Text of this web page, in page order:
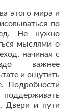
этого мира и
по
Не нужно
мыслями о
начиная с
важнее
и ощутить
Подробности
Двери и пути